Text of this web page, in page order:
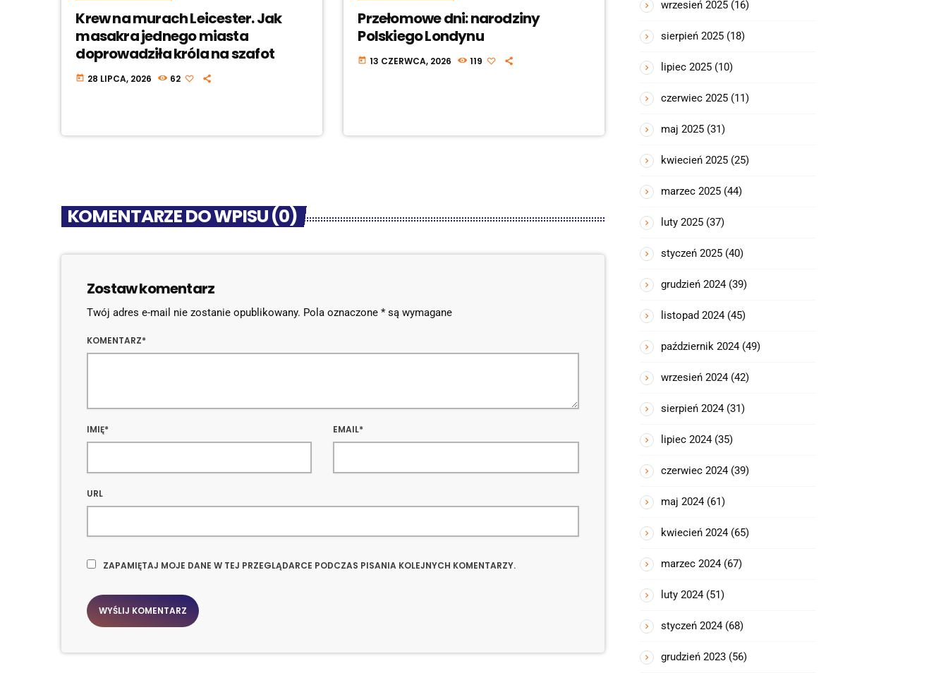
Krew na murach Leicester. Jak
masakra jednego miasta
doprowadziła króla na szafot
today 28 LIPCA, 2026 62
Przełomowe dni: narodziny
Polskiego Londynu
today 13 CZERWCA, 2026 119
KOMENTARZE DO WPISU (0)
Zostaw komentarz
Twój adres e-mail nie zostanie opublikowany. Pola oznaczone * są wymagane
KOMENTARZ*
IMIĘ* EMAIL*
URL
ZAPAMIĘTAJ MOJE DANE W TEJ PRZEGLĄDARCE PODCZAS PISANIA KOLEJNYCH KOMENTARZY.
wrzesień 2025 (16)
sierpień 2025 (18)
lipiec 2025 (10)
czerwiec 2025 (11)
maj 2025 (31)
kwiecień 2025 (25)
marzec 2025 (44)
luty 2025 (37)
styczeń 2025 (40)
grudzień 2024 (39)
listopad 2024 (45)
październik 2024 (49)
wrzesień 2024 (42)
sierpień 2024 (31)
lipiec 2024 (35)
czerwiec 2024 (39)
maj 2024 (61)
kwiecień 2024 (65)
marzec 2024 (67)
luty 2024 (51)
styczeń 2024 (68)
grudzień 2023 (56)